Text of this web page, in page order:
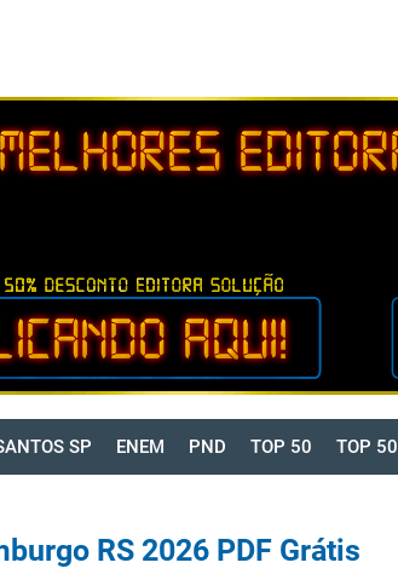
SP ENEM PND TOP 50 TOP 50
RS 2026 PDF Grátis